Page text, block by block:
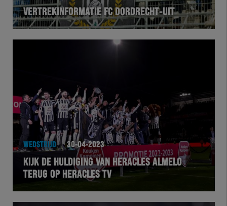
VOLHER
Wedstrijd
Heracles
BusinessClub
VERTREKINFORMATIE FC DORDRECHT-UIT
WEDSTRIJD 30-04-2023
KIJK DE HULDIGING VAN HERACLES ALMELO
TERUG OP HERACLES TV